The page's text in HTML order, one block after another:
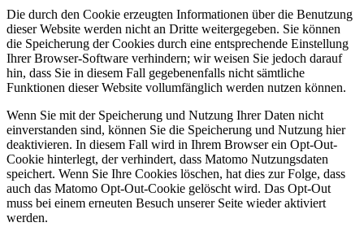
Die durch den Cookie erzeugten Informationen über die Benutzung
dieser Website werden nicht an Dritte weitergegeben. Sie können
die Speicherung der Cookies durch eine entsprechende Einstellung
Ihrer Browser-Software verhindern; wir weisen Sie jedoch darauf
hin, dass Sie in diesem Fall gegebenenfalls nicht sämtliche
Funktionen dieser Website vollumfänglich werden nutzen können.
Wenn Sie mit der Speicherung und Nutzung Ihrer Daten nicht
einverstanden sind, können Sie die Speicherung und Nutzung hier
deaktivieren. In diesem Fall wird in Ihrem Browser ein Opt-Out-
Cookie hinterlegt, der verhindert, dass Matomo Nutzungsdaten
speichert. Wenn Sie Ihre Cookies löschen, hat dies zur Folge, dass
auch das Matomo Opt-Out-Cookie gelöscht wird. Das Opt-Out
muss bei einem erneuten Besuch unserer Seite wieder aktiviert
werden.